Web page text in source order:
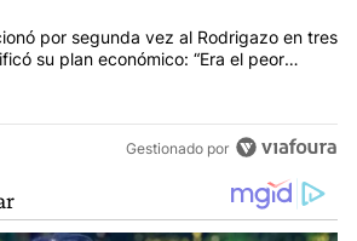
con el título "Milei mencionó por
por segunda vez al Rodrigazo en tres
su plan económico: “Era el peor
Gestionado por